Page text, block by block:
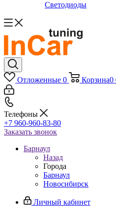
Светодиоды
Отложенные 0 Корзина0
Телефоны
+7 960-960-83-80
Заказать звонок
Барнаул
Назад
Города
Барнаул
Новосибирск
Личный кабинет